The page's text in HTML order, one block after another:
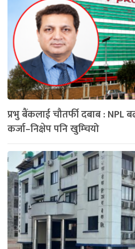
प्रभु बैंकलाई चौतर्फी दबाब : NPL
कर्जा–निक्षेप पनि खुम्चियो